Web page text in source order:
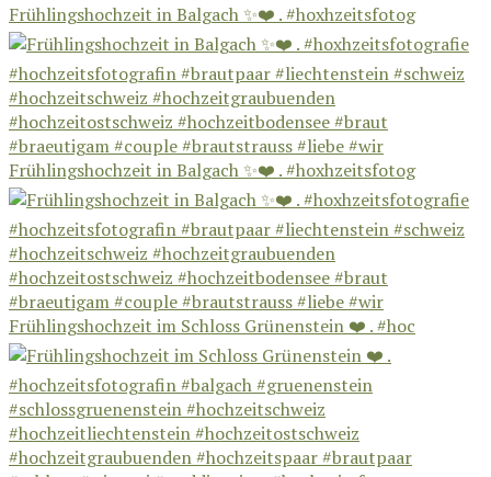
Frühlingshochzeit in Balgach ✨❤️ . #hoxhzeitsfotog
Frühlingshochzeit in Balgach ✨❤️ . #hoxhzeitsfotog
Frühlingshochzeit im Schloss Grünenstein ❤️ . #hoc